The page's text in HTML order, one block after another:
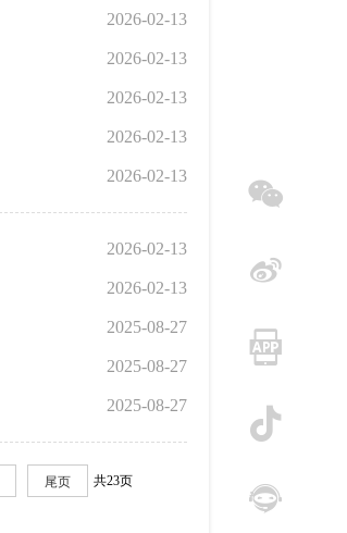
2026-02-13
2026-02-13
2026-02-13
2026-02-13
2026-02-13
2026-02-13
2026-02-13
2025-08-27
2025-08-27
2025-08-27
尾页 共23页